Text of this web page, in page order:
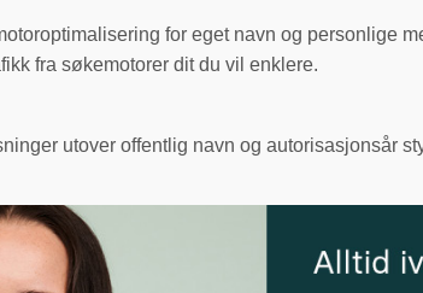
for eget navn og personlige
fra søkemotorer dit du vil enklere.
utover offentlig navn og autorisasjonsår